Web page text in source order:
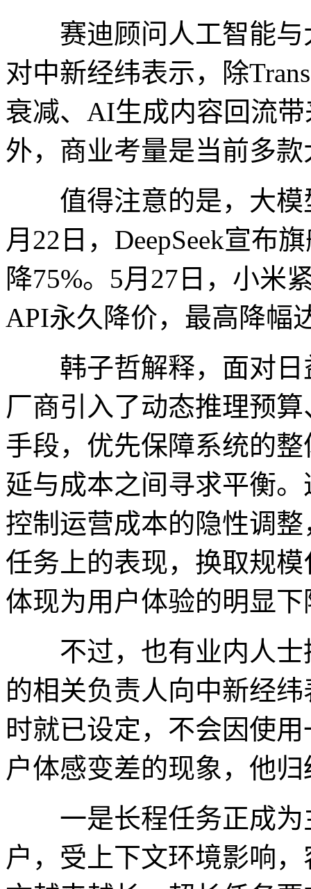
赛迪顾问人工智能与
对中新经纬表示，除
衰减、AI生成内容回流
外，商业考量是当前多
值得注意的是，大模
月22日，DeepSeek宣布
降75%。5月27日，小米
API永久降价，最高降幅
韩子哲解释，面对日
厂商引入了动态推理预
手段，优先保障系统的
延与成本之间寻求平衡
控制运营成本的隐性调
任务上的表现，换取规
体现为用户体验的明显下
不过，也有业内人士
的相关负责人向中新经
时就已设定，不会因使
户体感变差的现象，他
一是长程任务正成为
户，受上下文环境影响